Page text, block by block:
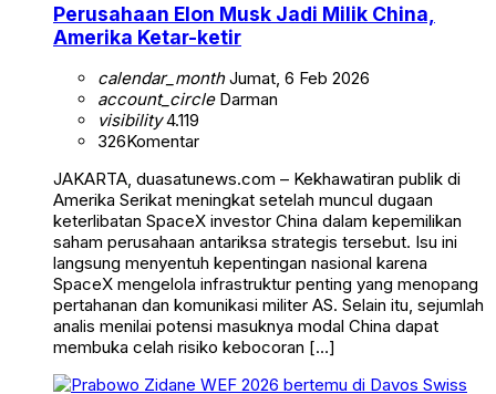
Perusahaan Elon Musk Jadi Milik China,
Amerika Ketar-ketir
calendar_monthJumat, 6 Feb 2026
account_circleDarman
visibility4.119
326Komentar
JAKARTA, duasatunews.com – Kekhawatiran publik di
Amerika Serikat meningkat setelah muncul dugaan
keterlibatan SpaceX investor China dalam kepemilikan
saham perusahaan antariksa strategis tersebut. Isu ini
langsung menyentuh kepentingan nasional karena
SpaceX mengelola infrastruktur penting yang menopang
pertahanan dan komunikasi militer AS. Selain itu, sejumlah
analis menilai potensi masuknya modal China dapat
membuka celah risiko kebocoran […]